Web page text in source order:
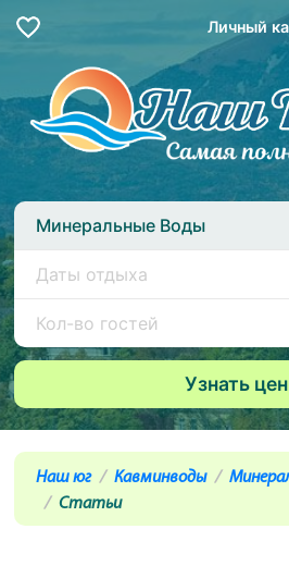
Личный
Минеральные Воды
Наш юг Кавминводы
Статьи